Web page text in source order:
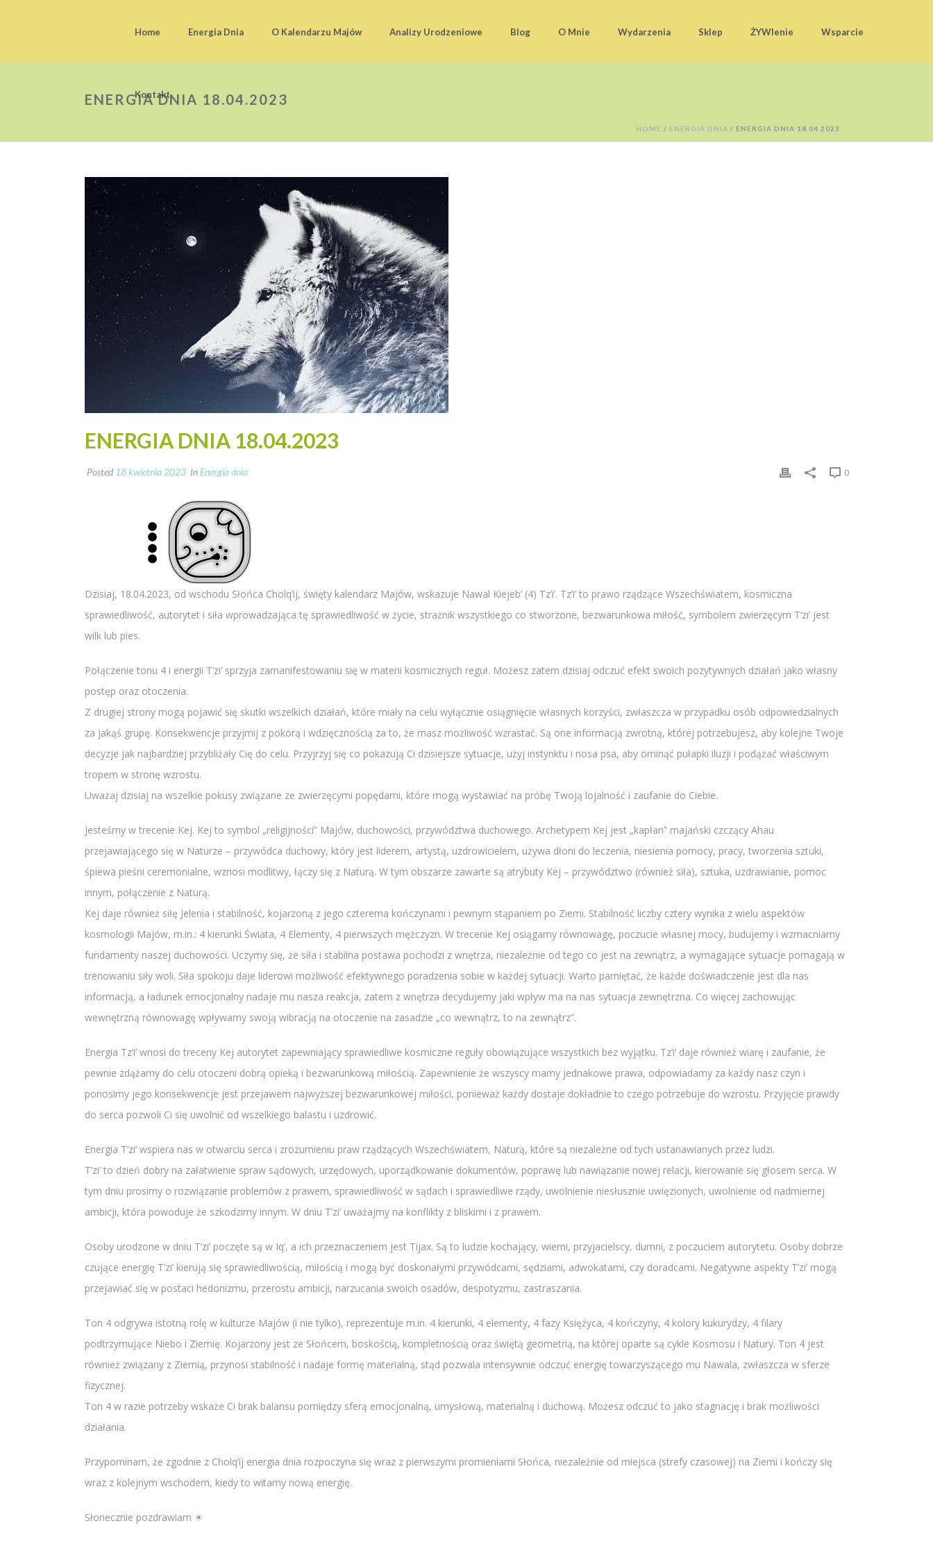
Home Energia Dnia O Kalendarzu Majów Analizy Urodzeniowe Blog O Mnie Wydarzenia Sklep ŻYWIenie Wsparcie
Kontakt
ENERGIA DNIA 18.04.2023
HOME / ENERGIA DNIA / ENERGIA DNIA 18.04.2023
ENERGIA DNIA 18.04.2023
Posted 18 kwietnia 2023 In Energia dnia 0
Dzisiaj, 18.04.2023, od wschodu Słońca Cholq’ij, święty kalendarz Majów, wskazuje Nawal Kiejeb’ (4) Tz’i’. Tz’i’ to prawo rządzące Wszechświatem, kosmiczna
sprawiedliwość, autorytet i siła wprowadzająca tę sprawiedliwość w życie, strażnik wszystkiego co stworzone, bezwarunkowa miłość, symbolem zwierzęcym T’zi’ jest
wilk lub pies.
Połączenie tonu 4 i energii T’zi’ sprzyja zamanifestowaniu się w materii kosmicznych reguł. Możesz zatem dzisiaj odczuć efekt swoich pozytywnych działań jako własny
postęp oraz otoczenia.
Z drugiej strony mogą pojawić się skutki wszelkich działań, które miały na celu wyłącznie osiągnięcie własnych korzyści, zwłaszcza w przypadku osób odpowiedzialnych
za jakąś grupę. Konsekwencje przyjmij z pokorą i wdzięcznością za to, że masz możliwość wzrastać. Są one informacją zwrotną, której potrzebujesz, aby kolejne Twoje
decyzje jak najbardziej przybliżały Cię do celu. Przyjrzyj się co pokazują Ci dzisiejsze sytuacje, użyj instynktu i nosa psa, aby ominąć pułapki iluzji i podążać właściwym
tropem w stronę wzrostu.
Uważaj dzisiaj na wszelkie pokusy związane ze zwierzęcymi popędami, które mogą wystawiać na próbę Twoją lojalność i zaufanie do Ciebie.
Jesteśmy w trecenie Kej. Kej to symbol „religijności” Majów, duchowości, przywództwa duchowego. Archetypem Kej jest „kapłan” majański czczący Ahau
przejawiającego się w Naturze – przywódca duchowy, który jest liderem, artystą, uzdrowicielem, używa dłoni do leczenia, niesienia pomocy, pracy, tworzenia sztuki,
śpiewa pieśni ceremonialne, wznosi modlitwy, łączy się z Naturą. W tym obszarze zawarte są atrybuty Kej – przywództwo (również siła), sztuka, uzdrawianie, pomoc
innym, połączenie z Naturą.
Kej daje również siłę Jelenia i stabilność, kojarzoną z jego czterema kończynami i pewnym stąpaniem po Ziemi. Stabilność liczby cztery wynika z wielu aspektów
kosmologii Majów, m.in.: 4 kierunki Świata, 4 Elementy, 4 pierwszych mężczyzn. W trecenie Kej osiągamy równowagę, poczucie własnej mocy, budujemy i wzmacniamy
fundamenty naszej duchowości. Uczymy się, że siła i stabilna postawa pochodzi z wnętrza, niezależnie od tego co jest na zewnątrz, a wymagające sytuacje pomagają w
trenowaniu siły woli. Siła spokoju daje liderowi możliwość efektywnego poradzenia sobie w każdej sytuacji. Warto pamiętać, że każde doświadczenie jest dla nas
informacją, a ładunek emocjonalny nadaje mu nasza reakcja, zatem z wnętrza decydujemy jaki wpływ ma na nas sytuacja zewnętrzna. Co więcej zachowując
wewnętrzną równowagę wpływamy swoją wibracją na otoczenie na zasadzie „co wewnątrz, to na zewnątrz”.
Energia Tz’i’ wnosi do treceny Kej autorytet zapewniający sprawiedliwe kosmiczne reguły obowiązujące wszystkich bez wyjątku. Tz’i’ daje również wiarę i zaufanie, że
pewnie zdążamy do celu otoczeni dobrą opieką i bezwarunkową miłością. Zapewnienie że wszyscy mamy jednakowe prawa, odpowiadamy za każdy nasz czyn i
ponosimy jego konsekwencje jest przejawem najwyższej bezwarunkowej miłości, ponieważ każdy dostaje dokładnie to czego potrzebuje do wzrostu. Przyjęcie prawdy
do serca pozwoli Ci się uwolnić od wszelkiego balastu i uzdrowić.
Energia T’zi’ wspiera nas w otwarciu serca i zrozumieniu praw rządzących Wszechświatem, Naturą, które są niezależne od tych ustanawianych przez ludzi.
T’zi’ to dzień dobry na załatwienie spraw sądowych, urzędowych, uporządkowanie dokumentów, poprawę lub nawiązanie nowej relacji, kierowanie się głosem serca. W
tym dniu prosimy o rozwiązanie problemów z prawem, sprawiedliwość w sądach i sprawiedliwe rządy, uwolnienie niesłusznie uwięzionych, uwolnienie od nadmiernej
ambicji, która powoduje że szkodzimy innym. W dniu T’zi’ uważajmy na konflikty z bliskimi i z prawem.
Osoby urodzone w dniu T’zi’ poczęte są w Iq’, a ich przeznaczeniem jest Tijax. Są to ludzie kochający, wierni, przyjacielscy, dumni, z poczuciem autorytetu. Osoby dobrze
czujące energię T’zi’ kierują się sprawiedliwością, miłością i mogą być doskonałymi przywódcami, sędziami, adwokatami, czy doradcami. Negatywne aspekty T’zi’ mogą
przejawiać się w postaci hedonizmu, przerostu ambicji, narzucania swoich osadów, despotyzmu, zastraszania.
Ton 4 odgrywa istotną rolę w kulturze Majów (i nie tylko), reprezentuje m.in. 4 kierunki, 4 elementy, 4 fazy Księżyca, 4 kończyny, 4 kolory kukurydzy, 4 filary
podtrzymujące Niebo i Ziemię. Kojarzony jest ze Słońcem, boskością, kompletnością oraz świętą geometrią, na której oparte są cykle Kosmosu i Natury. Ton 4 jest
również związany z Ziemią, przynosi stabilność i nadaje formę materialną, stąd pozwala intensywnie odczuć energię towarzyszącego mu Nawala, zwłaszcza w sferze
fizycznej.
Ton 4 w razie potrzeby wskaże Ci brak balansu pomiędzy sferą emocjonalną, umysłową, materialną i duchową. Możesz odczuć to jako stagnację i brak możliwości
działania.
Przypominam, że zgodnie z Cholq’ij energia dnia rozpoczyna się wraz z pierwszymi promieniami Słońca, niezależnie od miejsca (strefy czasowej) na Ziemi i kończy się
wraz z kolejnym wschodem, kiedy to witamy nową energię.
Słonecznie pozdrawiam ☀